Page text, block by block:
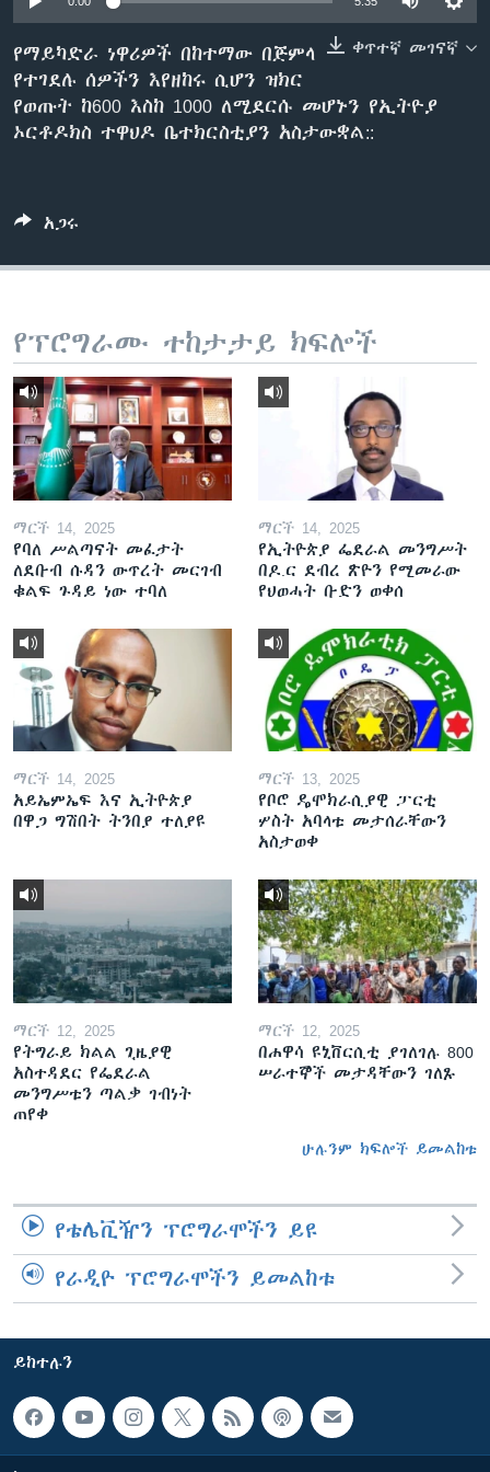
ቋንቋዎች
ቀጥተኛ መገናኛ
የማይካድራ ነዋሪዎች በከተማው በጅምላ
የተገደሉ ሰዎችን እየዘከሩ ሲሆን ዝክር
የወጡት ከ600 እስከ 1000 ለሚደርሱ መሆኑን የኢትዮያ
ኦርቶዶክስ ተዋህዶ ቤተክርስቲያን አስታውቋል::
አጋሩ
የፕሮግራሙ ተከታታይ ክፍሎች
ማርች 14, 2025
የባለ ሥልጣናት መፈታት
ለደቡብ ሱዳን ውጥረት መርገብ
ቁልፍ ጉዳይ ነው ተባለ
ማርች 14, 2025
የኢትዮጵያ ፌደራል መንግሥት
በዶ.ር ደብረ ጽዮን የሚመራው
የህወሓት ቡድን ወቀሰ
ማርች 14, 2025
አይኤምኤፍ እና ኢትዮጵያ
በዋጋ ግሽበት ትንበያ ተለያዩ
ማርች 13, 2025
የቦሮ ዴሞክራሲያዊ ፓርቲ
ሦስት አባላቱ መታሰራቸውን
አስታወቀ
ማርች 12, 2025
የትግራይ ክልል ጊዜያዊ
አስተዳደር የፌደራል
መንግሥቱን ጣልቃ ገብነት
ጠየቀ
ማርች 12, 2025
በሐዋሳ ዩኒቨርሲቲ ያገለገሉ 800
ሠራተኞች መታዳቸውን ገለጹ
ሁሉንም ክፍሎች ይመልከቱ
የቴሌቪዥን ፕሮግራሞችን ይዩ
የራዲዮ ፕሮግራሞችን ይመልከቱ
ይከተሉን